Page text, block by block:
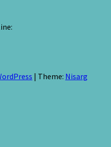
| Theme: Nisarg